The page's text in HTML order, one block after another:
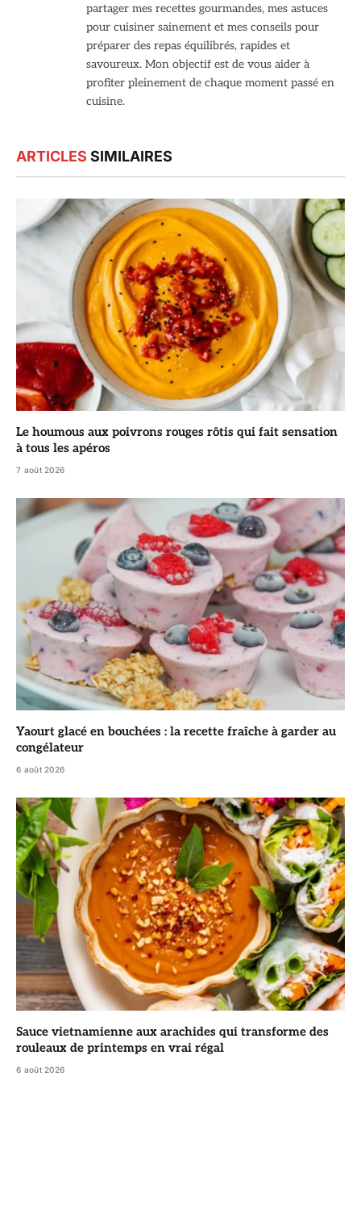
partager mes recettes gourmandes, mes astuces
pour cuisiner sainement et mes conseils pour
préparer des repas équilibrés, rapides et
savoureux. Mon objectif est de vous aider à
profiter pleinement de chaque moment passé en
cuisine.
ARTICLES SIMILAIRES
Le houmous aux poivrons rouges rôtis qui fait sensation
à tous les apéros
7 août 2026
Yaourt glacé en bouchées : la recette fraîche à garder au
congélateur
6 août 2026
Sauce vietnamienne aux arachides qui transforme des
rouleaux de printemps en vrai régal
6 août 2026